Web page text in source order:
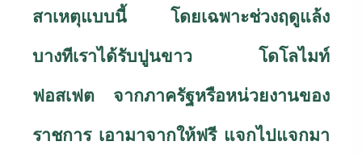
สาเหตุแบบนี้ โดยเฉพาะช่วงฤดูแล้ง
บางทีเราได้รับปูนขาว โดโลไมท์
ฟอสเฟต จากภาครัฐหรือหน่วยงานของ
ราชการ เอามาจากให้ฟรี แจกไปแจกมา